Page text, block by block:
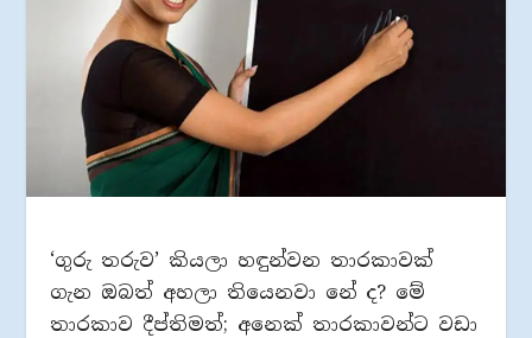
‘ගුරු තරුව’ කියලා හඳුන්වන තාරකාවක්
ගැන ඔබත් අහලා තියෙනවා නේ ද? මේ
තාරකාව දීප්තිමත්; අනෙක් තාරකාවන්ට වඩා